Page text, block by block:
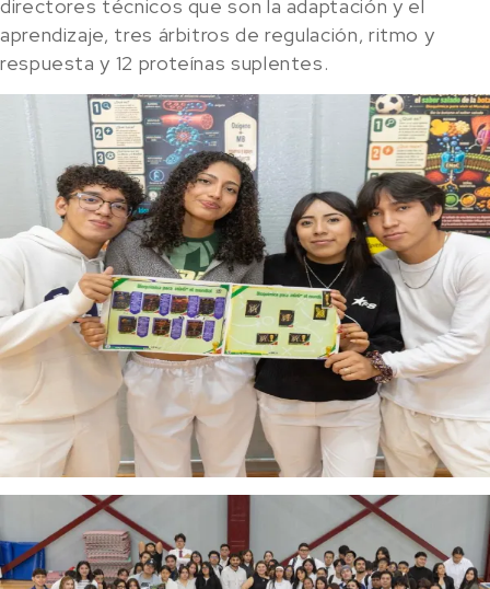
directores técnicos que son la adaptación y el
aprendizaje, tres árbitros de regulación, ritmo y
respuesta y 12 proteínas suplentes.